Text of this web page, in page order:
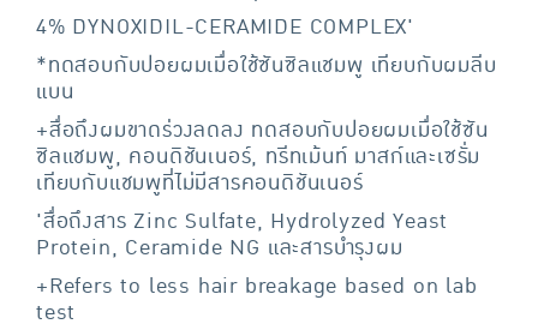
4% DYNOXIDIL-CERAMIDE COMPLEX'
*ทดสอบกับปอยผมเมื่อใช้ซันซิลแชมพู เทียบกับผมลีบ
แบน
+สื่อถึงผมขาดร่วงลดลง ทดสอบกับปอยผมเมื่อใช้ซัน
ซิลแชมพู, คอนดิชันเนอร์, ทรีทเม้นท์ มาสก์และเซรั่ม
เทียบกับแชมพูที่ไม่มีสารคอนดิชันเนอร์
'สื่อถึงสาร Zinc Sulfate, Hydrolyzed Yeast
Protein, Ceramide NG และสารบำรุงผม
+Refers to less hair breakage based on lab
test